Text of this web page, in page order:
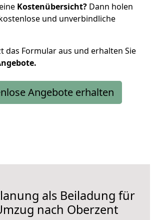
Kostenübersicht? Dann holen
und unverbindliche
das Formular aus und erhalten Sie
Angebote erhalten
als Beiladung für
nach Oberzent